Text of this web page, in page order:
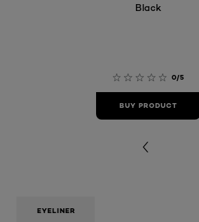
Black
0/5
BUY PRODUCT
EYELINER